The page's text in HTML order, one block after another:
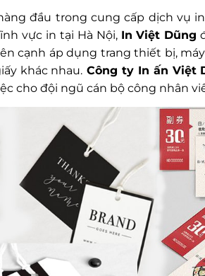
đầu trong cung cấp dịch vụ
vực in tại Hà Nội, In Việt Dũng
cạnh áp dụng trang thiết bị,
khác nhau. Công ty In ấn Việt
cho đội ngũ cán bộ công nhân